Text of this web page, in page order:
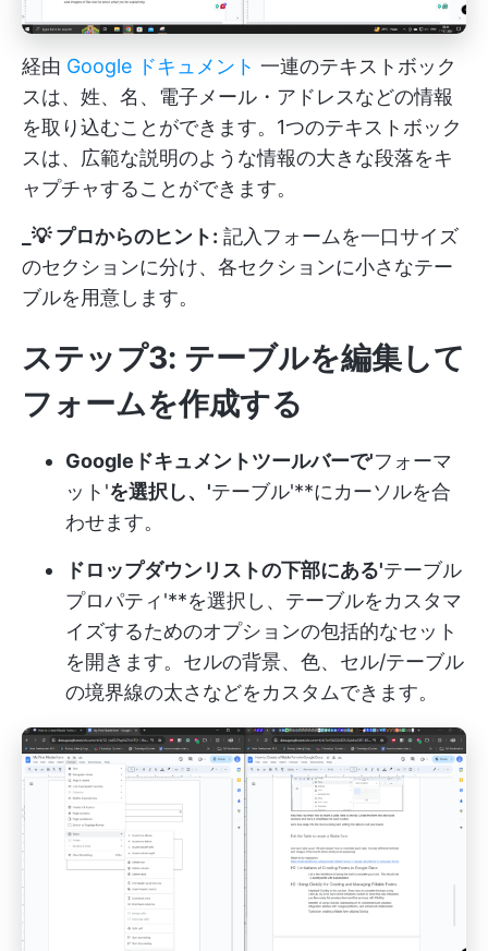
経由 Google ドキュメント 一連のテキストボック
スは、姓、名、電子メール・アドレスなどの情報
を取り込むことができます。1つのテキストボック
スは、広範な説明のような情報の大きな段落をキ
ャプチャすることができます。
_💡 プロからのヒント: 記入フォームを一口サイズ
のセクションに分け、各セクションに小さなテー
ブルを用意します。
ステップ3: テーブルを編集して
フォームを作成する
Googleドキュメントツールバーで'フォーマ
ット'を選択し、'テーブル'**にカーソルを合
わせます。
ドロップダウンリストの下部にある'テーブル
プロパティ'**を選択し、テーブルをカスタマ
イズするためのオプションの包括的なセット
を開きます。セルの背景、色、セル/テーブル
の境界線の太さなどをカスタムできます。